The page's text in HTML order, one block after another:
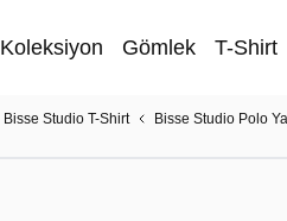
Koleksiyon Gömlek T-Shirt
Bisse Studio T-Shirt Bisse Studio Polo